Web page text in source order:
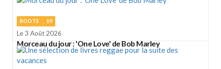
ROOTS 19
Le 3 Août 2026
Morceau du jour : 'One Love' de Bob Marley